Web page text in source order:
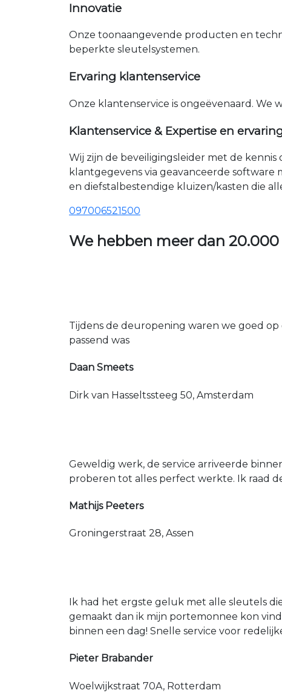
Innovatie
Onze toonaangevende producten en
beperkte sleutelsystemen.
Ervaring klantenservice
Onze klantenservice is ongeëvenaard. We
Klantenservice & Expertise en
Wij zijn de beveiligingsleider met de
klantgegevens via geavanceerde
en diefstalbestendige kluizen/kasten die
097006521500
We hebben meer dan
Tijdens de deuropening waren we goed
passend was
Daan Smeets
Dirk van Hasseltssteeg 50, Amsterdam
Geweldig werk, de service arriveerde
proberen tot alles perfect werkte. Ik raad
Mathijs Peeters
Groningerstraat 28, Assen
Ik had het ergste geluk met alle sleutels
gemaakt dan ik mijn portemonnee kon
binnen een dag! Snelle service voor
Pieter Brabander
Woelwijkstraat 70A, Rotterdam